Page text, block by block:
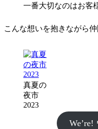
一番大切なのはお客
こんな想いを抱きながら
真夏の
夜市
2023
We’re!